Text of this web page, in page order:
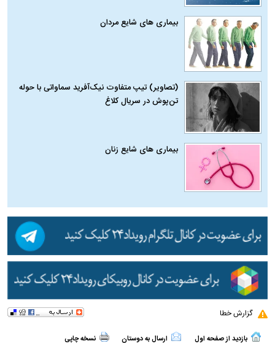
بیماری‌ های شایع مردان
(تصاویر) تیپ متفاوت نیک‌آفرید سماواتی با حوله
تن‌پوش در سریال کلاغ
بیماری‌ های شایع زنان
گزارش خطا
بازدید از صفحه اول ارسال به دوستان نسخه چاپی